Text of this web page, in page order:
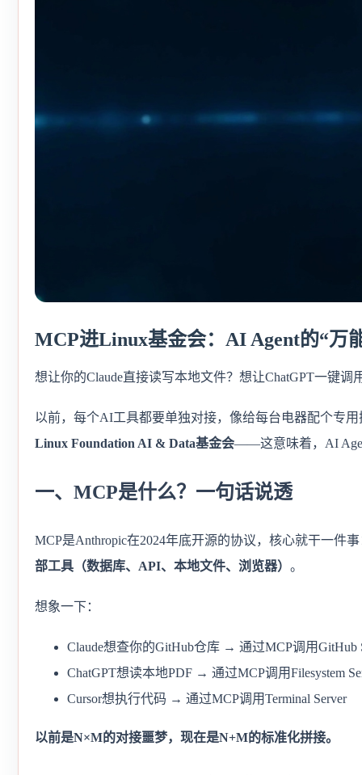
MCP进Linux基金会：AI Agent的“万
想让你的Claude直接读写本地文件？想让ChatGPT一键
以前，每个AI工具都要单独对接，像给每台电器配个专
Linux Foundation AI & Data基金会——这意味着，AI
一、MCP是什么？一句话说透
MCP是Anthropic在2024年底开源的协议，核心就干一件
部工具（数据库、API、本地文件、浏览器） 。
想象一下：
Claude想查你的GitHub仓库 → 通过MCP调用GitHub
ChatGPT想读本地PDF → 通过MCP调用Filesystem
Cursor想执行代码 → 通过MCP调用Terminal Server
以前是N×M的对接噩梦，现在是N+M的标准化拼接。